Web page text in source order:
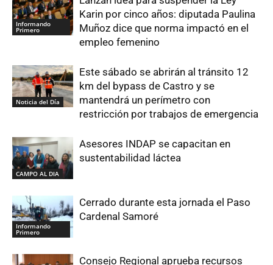
Informando
Primero
Karin por cinco años: diputada Paulina
Muñoz dice que norma impactó en el
empleo femenino
Noticia del Día
Este sábado se abrirán al tránsito 12
km del bypass de Castro y se
mantendrá un perímetro con
restricción por trabajos de emergencia
CAMPO AL DIA
Asesores INDAP se capacitan en
sustentabilidad láctea
Informando
Primero
Cerrado durante esta jornada el Paso
Cardenal Samoré
Consejo Regional aprueba recursos